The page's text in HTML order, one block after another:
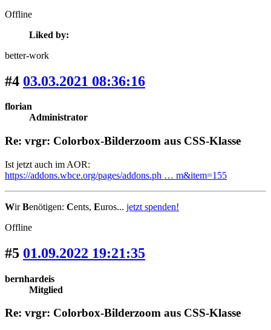
Offline
Liked by:
better-work
#4 03.03.2021 08:36:16
florian
Administrator
Re: vrgr: Colorbox-Bilderzoom aus CSS-Klasse
Ist jetzt auch im AOR:
https://addons.wbce.org/pages/addons.ph … m&item=155
WirBenötigen: Cents, Euros... jetzt spenden!
Offline
#5 01.09.2022 19:21:35
bernhardeis
Mitglied
Re: vrgr: Colorbox-Bilderzoom aus CSS-Klasse